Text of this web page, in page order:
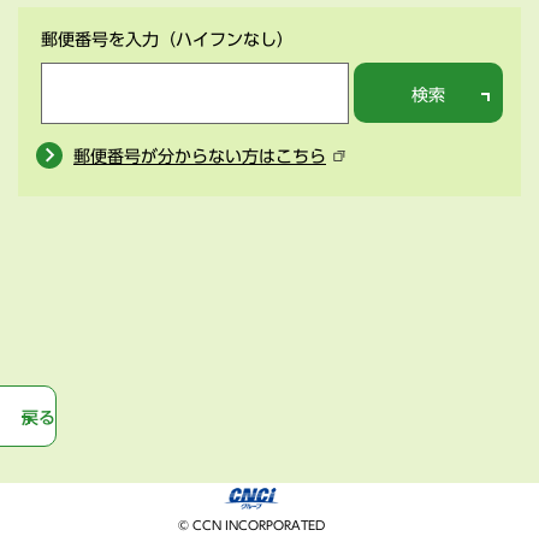
郵便番号を入力 （ハイフンなし）
検索
郵便番号が分からない方はこちら
戻る
© CCN INCORPORATED